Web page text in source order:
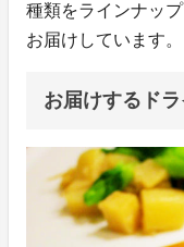
種類をラインナッ
お届けしています。
お届けするド